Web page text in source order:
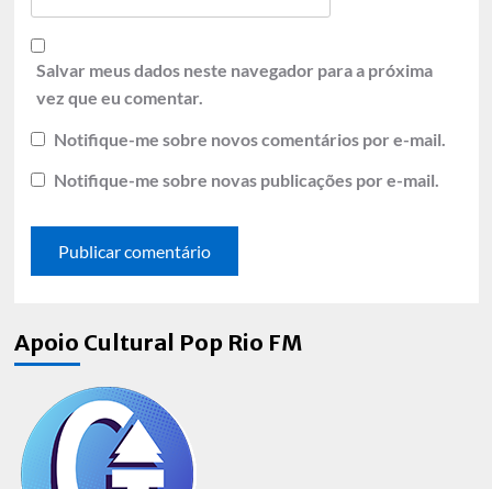
Salvar meus dados neste navegador para a próxima
vez que eu comentar.
Notifique-me sobre novos comentários por e-mail.
Notifique-me sobre novas publicações por e-mail.
Apoio Cultural Pop Rio FM